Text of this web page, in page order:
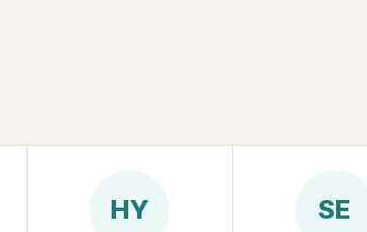
HY SE